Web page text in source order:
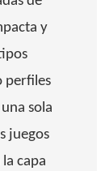
y
perfiles
sola
juegos
capa